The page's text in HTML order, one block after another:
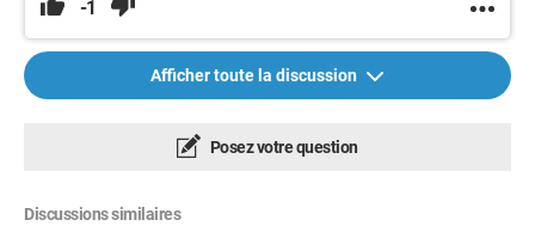
-1
Afficher toute la discussion
Posez votre question
Discussions similaires